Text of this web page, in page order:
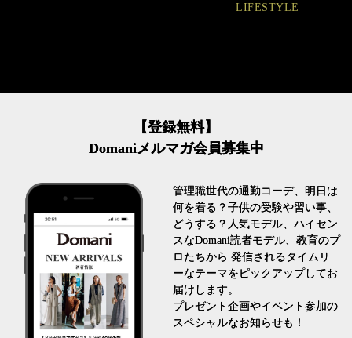
LIFESTYLE
【登録無料】
Domaniメルマガ会員募集中
管理職世代の通勤コーデ、明日は
何を着る？子供の受験や習い事、
どうする？人気モデル、ハイセン
スなDomani読者モデル、教育のプ
ロたちから 発信されるタイムリ
ーなテーマをピックアップしてお
届けします。
プレゼント企画やイベント参加の
スペシャルなお知らせも！